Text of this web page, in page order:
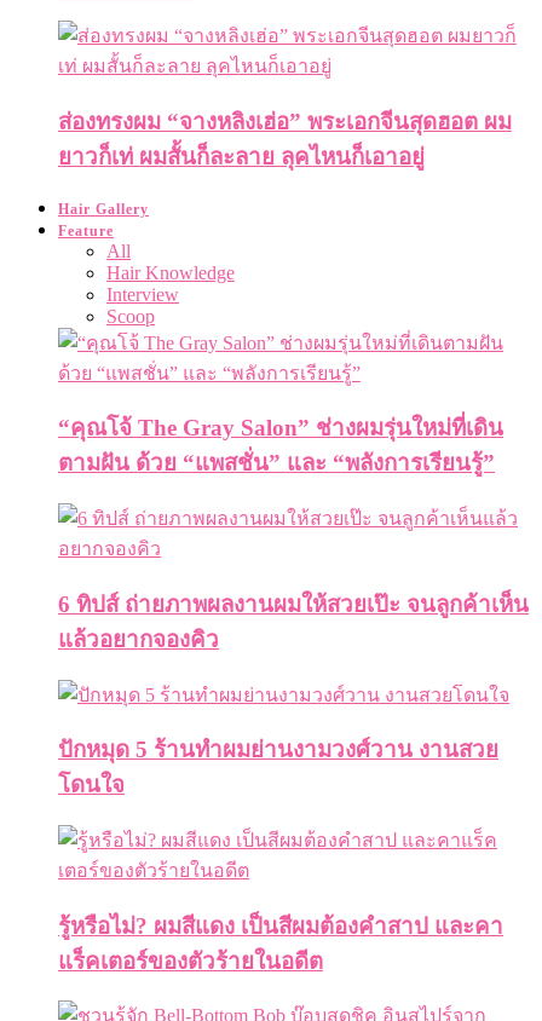
ส่องทรงผม “จางหลิงเฮ่อ” พระเอกจีนสุดฮอต ผม
ยาวก็เท่ ผมสั้นก็ละลาย ลุคไหนก็เอาอยู่
Hair Gallery
Feature
All
Hair Knowledge
Interview
Scoop
“คุณโจ้ The Gray Salon” ช่างผมรุ่นใหม่ที่เดิน
ตามฝัน ด้วย “แพสชั่น” และ “พลังการเรียนรู้”
6 ทิปส์ ถ่ายภาพผลงานผมให้สวยเป๊ะ จนลูกค้าเห็น
แล้วอยากจองคิว
ปักหมุด 5 ร้านทำผมย่านงามวงศ์วาน งานสวย
โดนใจ
รู้หรือไม่? ผมสีแดง เป็นสีผมต้องคำสาป และคา
แร็คเตอร์ของตัวร้ายในอดีต